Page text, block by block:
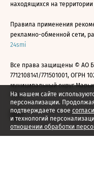
На нашем сайте
персонализации.
подтверждаете свое
и технологий
отношении обработки
находящихся на
Правила применения
рекламно-обменной сети,
24smi
Все права защищены © АО
7712108141/771501001, ОГРН
муниципальный округ
2026